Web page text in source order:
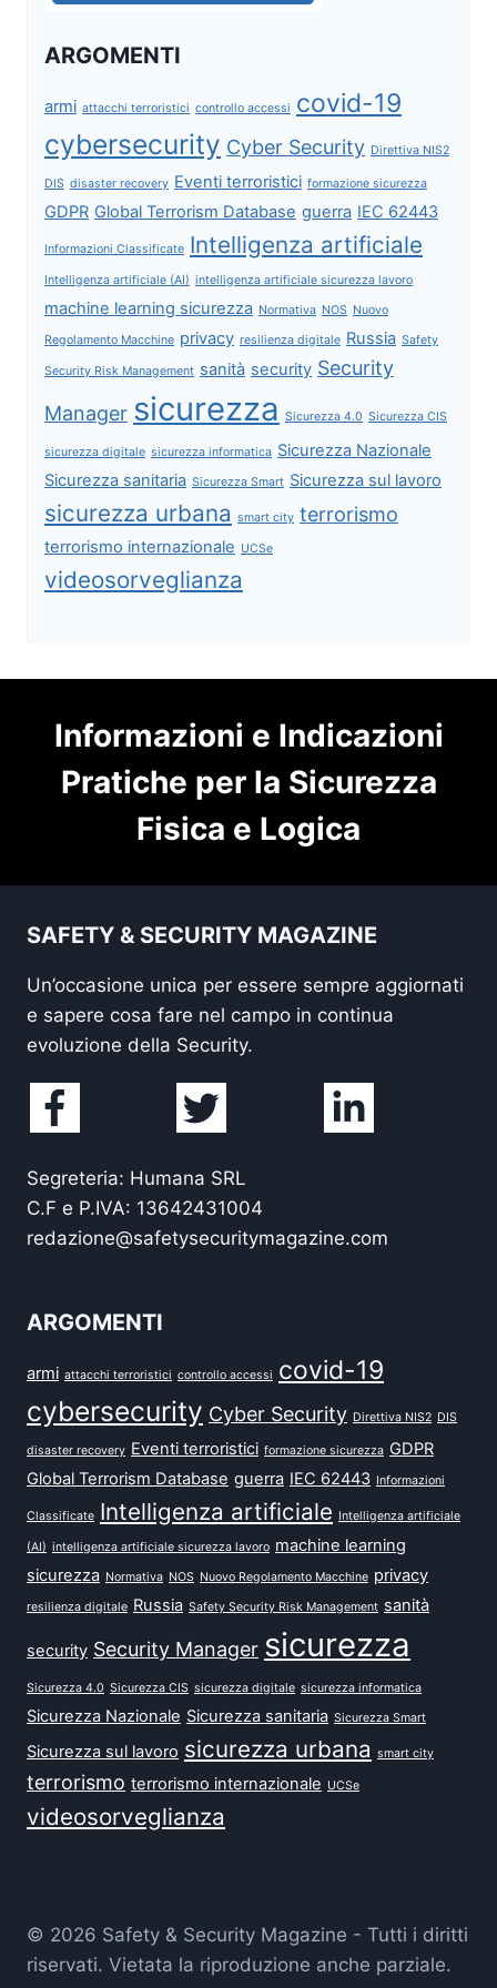
ARGOMENTI
armi attacchi terroristici controllo accessi covid-19
cybersecurity Cyber Security Direttiva NIS2
DIS disaster recovery Eventi terroristici formazione sicurezza
GDPR Global Terrorism Database guerra IEC 62443
Informazioni Classificate Intelligenza artificiale
Intelligenza artificiale (AI) intelligenza artificiale sicurezza lavoro
machine learning sicurezza Normativa NOS Nuovo
Regolamento Macchine privacy resilienza digitale Russia Safety
Security Risk Management sanità security Security
Manager sicurezza Sicurezza 4.0 Sicurezza CIS
sicurezza digitale sicurezza informatica Sicurezza Nazionale
Sicurezza sanitaria Sicurezza Smart Sicurezza sul lavoro
sicurezza urbana smart city terrorismo
terrorismo internazionale UCSe
videosorveglianza
Informazioni e Indicazioni
Pratiche per la Sicurezza
Fisica e Logica
SAFETY & SECURITY MAGAZINE
Un’occasione unica per essere sempre aggiornati
e sapere cosa fare nel campo in continua
evoluzione della Security.
Segreteria: Humana SRL
C.F e P.IVA: 13642431004
redazione@safetysecuritymagazine.com
ARGOMENTI
armi attacchi terroristici controllo accessi covid-19
cybersecurity Cyber Security Direttiva NIS2 DIS
disaster recovery Eventi terroristici formazione sicurezza GDPR
Global Terrorism Database guerra IEC 62443 Informazioni
Classificate Intelligenza artificiale Intelligenza artificiale
(AI) intelligenza artificiale sicurezza lavoro machine learning
sicurezza Normativa NOS Nuovo Regolamento Macchine privacy
resilienza digitale Russia Safety Security Risk Management sanità
security Security Manager sicurezza
Sicurezza 4.0 Sicurezza CIS sicurezza digitale sicurezza informatica
Sicurezza Nazionale Sicurezza sanitaria Sicurezza Smart
Sicurezza sul lavoro sicurezza urbana smart city
terrorismo terrorismo internazionale UCSe
videosorveglianza
© 2026 Safety & Security Magazine - Tutti i diritti
riservati. Vietata la riproduzione anche parziale.